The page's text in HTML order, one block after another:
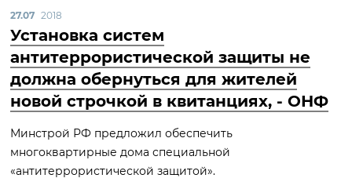
27.07 2018
Установка систем
антитеррористической защиты не
должна обернуться для жителей
новой строчкой в квитанциях, - ОНФ
Минстрой РФ предложил обеспечить
многоквартирные дома специальной
«антитеррористической защитой».